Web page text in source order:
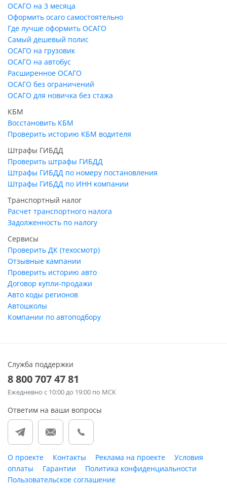
ОСАГО на 3 месяца
Оформить осаго самостоятельно
Где лучше оформить ОСАГО
Самый дешевый полис
ОСАГО на грузовик
ОСАГО на автобус
Расширенное ОСАГО
ОСАГО без ограничений
ОСАГО для новичка без стажа
КБМ
Восстановить КБМ
Проверить историю КБМ водителя
Штрафы ГИБДД
Проверить штрафы ГИБДД
Штрафы ГИБДД по номеру постановления
Штрафы ГИБДД по ИНН компании
Транспортный налог
Расчет транспортного налога
Задолженность по налогу
Сервисы
Проверить ДК (техосмотр)
Отзывные кампании
Проверить историю авто
Договор купли-продажи
Авто коды регионов
Автошколы
Компании по автоподбору
Служба поддержки
8 800 707 47 81
Ежедневно с 10:00 до 19:00 по МСК
Ответим на ваши вопросы
О проекте Контакты Реклама на проекте
Условия
оплаты
Гарантии
Политика конфиденциальности
Пользовательское соглашение